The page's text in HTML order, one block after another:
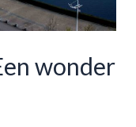
wonder